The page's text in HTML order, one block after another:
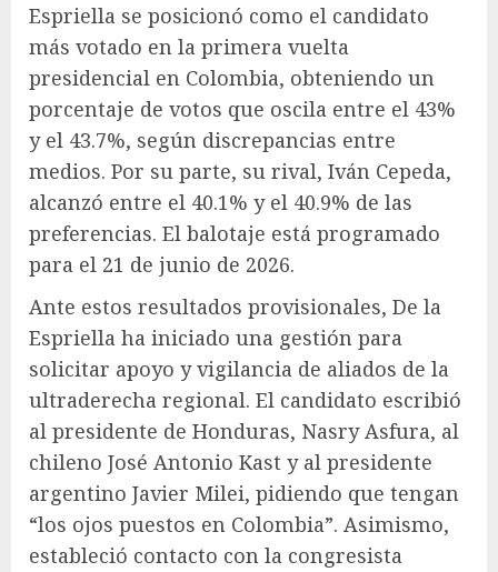
Espriella se posicionó como el candidato
más votado en la primera vuelta
presidencial en Colombia, obteniendo un
porcentaje de votos que oscila entre el 43%
y el 43.7%, según discrepancias entre
medios. Por su parte, su rival, Iván Cepeda,
alcanzó entre el 40.1% y el 40.9% de las
preferencias. El balotaje está programado
para el 21 de junio de 2026.
Ante estos resultados provisionales, De la
Espriella ha iniciado una gestión para
solicitar apoyo y vigilancia de aliados de la
ultraderecha regional. El candidato escribió
al presidente de Honduras, Nasry Asfura, al
chileno José Antonio Kast y al presidente
argentino Javier Milei, pidiendo que tengan
“los ojos puestos en Colombia”. Asimismo,
estableció contacto con la congresista